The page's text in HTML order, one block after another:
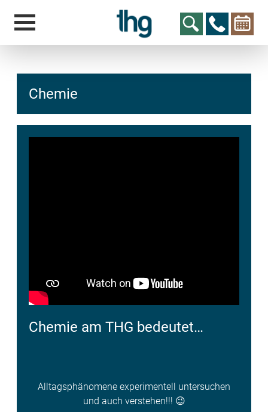
ed.ne
kalsn
id-gh
t@elu
hcs
Chemie
Chemie am THG bedeutet…
Alltagsphänomene experimentell untersuchen
und auch verstehen!!! 😉